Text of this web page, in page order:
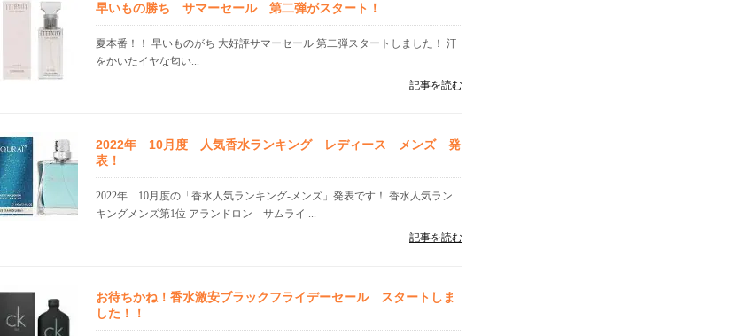
早いもの勝ち サマーセール 第二弾がスタート！
夏本番！！ 早いものがち 大好評サマーセール 第二弾スタートしました！ 汗
をかいたイヤな匂い...
記事を読む
2022年 10月度 人気香水ランキング レディース メンズ 発
表！
2022年 10月度の「香水人気ランキング-メンズ」発表です！ 香水人気ラン
キングメンズ第1位 アランドロン サムライ ...
記事を読む
お待ちかね！香水激安ブラックフライデーセール スタートしま
した！！